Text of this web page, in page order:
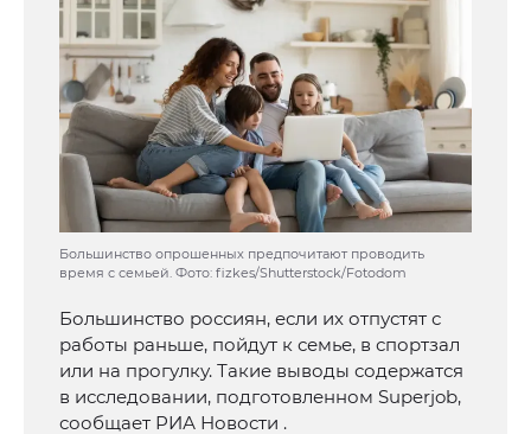
Большинство опрошенных предпочитают проводить
время с семьей. Фото: fizkes/Shutterstock/Fotodom
Большинство россиян, если их отпустят с
работы раньше, пойдут к семье, в спортзал
или на прогулку. Такие выводы содержатся
в исследовании, подготовленном Superjob,
сообщает РИА Новости .